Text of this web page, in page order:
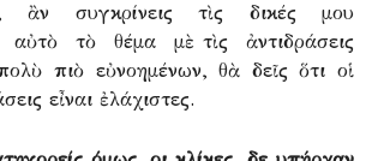
ἂν συγκρίνεις τὶς δικές μου
αὐτὸ τὸ θέμα μὲ τὶς ἀντιδράσεις
πιὸ εὐνοημένων, θὰ δεῖς ὅτι οἱ
εἶναι ἐλάχιστες.